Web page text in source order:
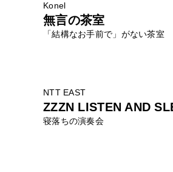
Konel
無言の茶室
「結構なお手前で」がない茶室
NTT EAST
ZZZN LISTEN AND
寝落ちの演奏会